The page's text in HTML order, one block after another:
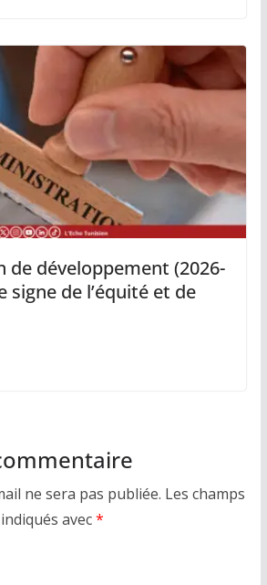
de développement (2026-
signe de l’équité et de
ne sera pas publiée. Les champs
avec*